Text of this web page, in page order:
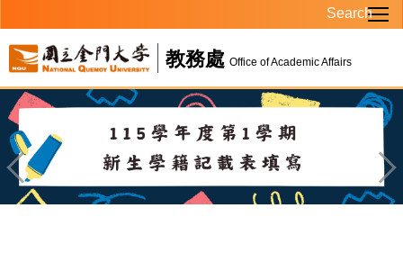
到
主
要
內
容
區
教務處 Office of Academic Affairs
Search